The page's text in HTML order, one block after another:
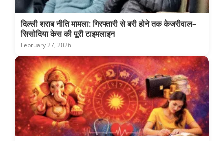
दिल्ली शराब नीति मामला: गिरफ्तारी से बरी होने तक केजरीवाल–
सिसोदिया केस की पूरी टाइमलाइन
February 27, 2026